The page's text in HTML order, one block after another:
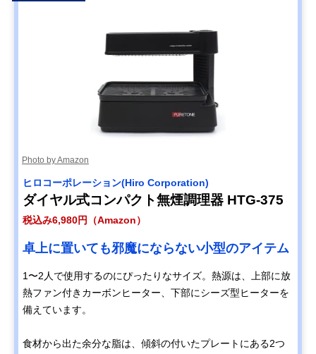
Photo by Amazon
‎ヒロコーポレーション(Hiro Corporation)
ダイヤル式コンパクト無煙調理器 HTG-375
税込み6,980円（Amazon）
卓上に置いても邪魔にならない小型のアイテム
1〜2人で使用するのにぴったりなサイズ。熱源は、上部に放
熱ファン付きカーボンヒーター、下部にシーズ型ヒーターを
備えています。
食材から出た余分な脂は、傾斜の付いたプレートにある2つ